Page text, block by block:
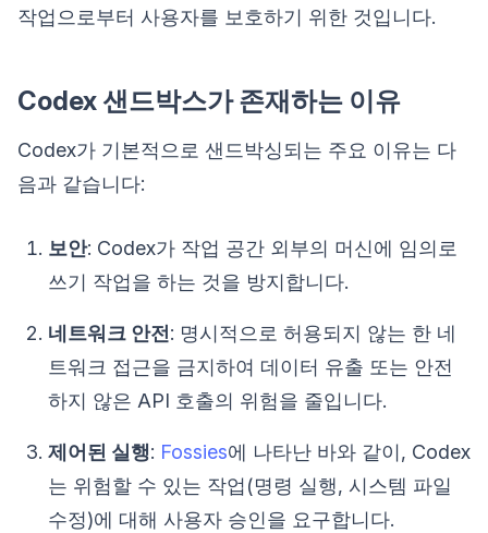
작업으로부터 사용자를 보호하기 위한 것입니다.
Codex 샌드박스가 존재하는 이유
Codex가 기본적으로 샌드박싱되는 주요 이유는 다
음과 같습니다:
보안: Codex가 작업 공간 외부의 머신에 임의로
쓰기 작업을 하는 것을 방지합니다.
네트워크 안전: 명시적으로 허용되지 않는 한 네
트워크 접근을 금지하여 데이터 유출 또는 안전
하지 않은 API 호출의 위험을 줄입니다.
제어된 실행: Fossies에 나타난 바와 같이, Codex
는 위험할 수 있는 작업(명령 실행, 시스템 파일
수정)에 대해 사용자 승인을 요구합니다.